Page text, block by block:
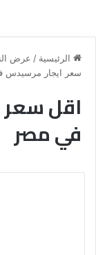
الرئيسية / عرض
سعر ايجار مرسيدس
اقل سعر
في مصر